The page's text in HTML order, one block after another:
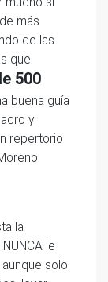
más
de las
que
500
buena guía
y
repertorio
la
le
solo